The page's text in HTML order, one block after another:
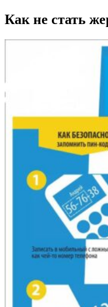
Как не стать